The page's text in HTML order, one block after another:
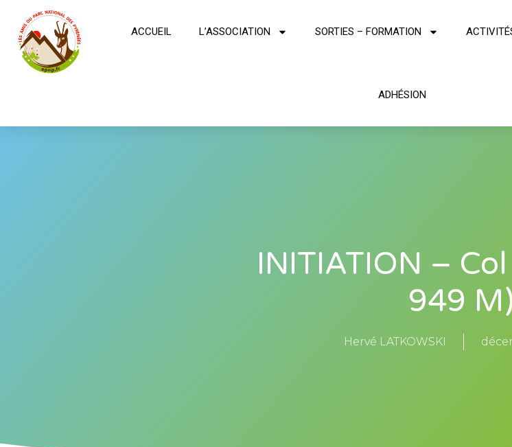
ACCUEIL L’ASSOCIATION SORTIES – FORMATION
ADHÉSION
INITIATION –
949 M)
Hervé LATKOWSKI